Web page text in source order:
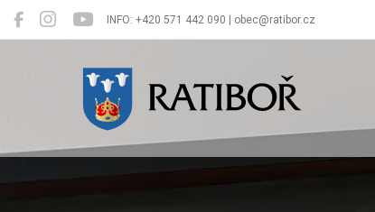
INFO: +420 571 442 090 | obec@ratibor.cz
Ratiboř